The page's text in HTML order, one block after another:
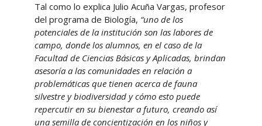
Tal como lo explica Julio Acuña Vargas, profesor
del programa de Biología, “uno de los
potenciales de la institución son las labores de
campo, donde los alumnos, en el caso de la
Facultad de Ciencias Básicas y Aplicadas, brindan
asesoría a las comunidades en relación a
problemáticas que tienen acerca de fauna
silvestre y biodiversidad y cómo esto puede
repercutir en su bienestar a futuro, creando así
una semilla de concientización en los niños y